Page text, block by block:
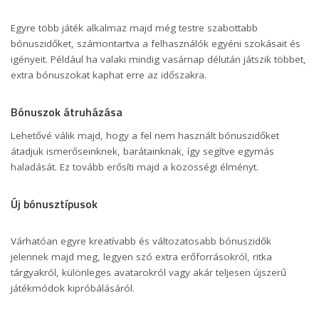
Egyre több játék alkalmaz majd még testre szabottabb
bónuszidőket, számontartva a felhasználók egyéni szokásait és
igényeit. Például ha valaki mindig vasárnap délután játszik többet,
extra bónuszokat kaphat erre az időszakra.
Bónuszok átruházása
Lehetővé válik majd, hogy a fel nem használt bónuszidőket
átadjuk ismerőseinknek, barátainknak, így segítve egymás
haladását. Ez tovább erősíti majd a közösségi élményt.
Új bónusztípusok
Várhatóan egyre kreatívabb és változatosabb bónuszidők
jelennek majd meg, legyen szó extra erőforrásokról, ritka
tárgyakról, különleges avatarokról vagy akár teljesen újszerű
játékmódok kipróbálásáról.